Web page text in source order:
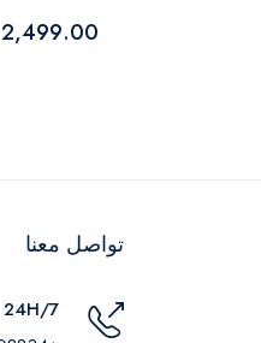
2,499.00
تواصل معنا
24H/7